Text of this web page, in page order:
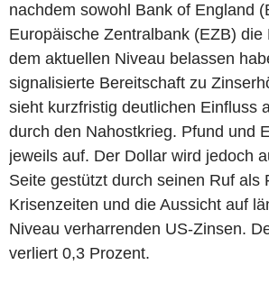
nachdem sowohl Bank of England
Europäische Zentralbank (EZB) die
dem aktuellen Niveau belassen
signalisierte Bereitschaft zu
sieht kurzfristig deutlichen Einfluss
durch den Nahostkrieg. Pfund und
jeweils auf. Der Dollar wird jedoch
Seite gestützt durch seinen Ruf als
Krisenzeiten und die Aussicht auf
Niveau verharrenden US-Zinsen.
verliert 0,3 Prozent.